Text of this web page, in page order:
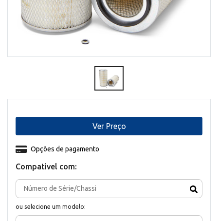
Compativel com:
ou selecione um modelo:
Opções de pagamento
Ver Preço